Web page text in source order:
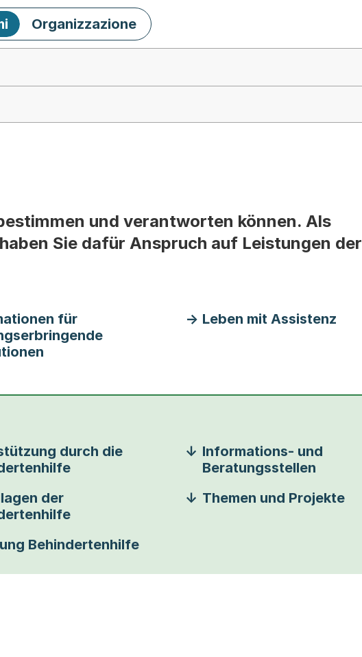
Organizzazione
und verantworten können. Als
Sie dafür Anspruch auf Leistungen der
für
Leben mit Assistenz
durch die
Informations- und
Beratungsstellen
der
Themen und Projekte
Behindertenhilfe